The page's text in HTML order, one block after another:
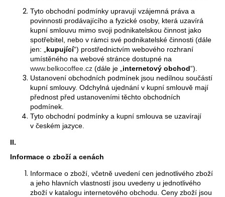
Tyto obchodní podmínky upravují vzájemná práva a
povinnosti prodávajícího a fyzické osoby, která uzavírá
kupní smlouvu mimo svoji podnikatelskou činnost jako
spotřebitel, nebo v rámci své podnikatelské činnosti (dále
jen: „ kupující“) prostřednictvím webového rozhraní
umístěného na webové stránce dostupné na
www.belkocoffee.cz (dále je „ internetový obchod“).
Ustanovení obchodních podmínek jsou nedílnou součástí
kupní smlouvy. Odchylná ujednání v kupní smlouvě mají
přednost před ustanoveními těchto obchodních
podmínek.
Tyto obchodní podmínky a kupní smlouva se uzavírají
v českém jazyce.
II.
Informace o zboží a cenách
Informace o zboží, včetně uvedení cen jednotlivého zboží
a jeho hlavních vlastností jsou uvedeny u jednotlivého
zboží v katalogu internetového obchodu. Ceny zboží jsou
HLEDAT